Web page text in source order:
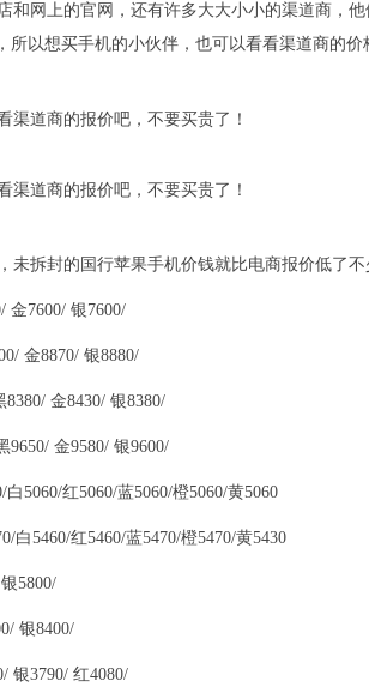
和网上的官网，还有许多大大小小的渠道商，
所以想买手机的小伙伴，也可以看看渠道商的
未拆封的国行苹果手机价钱就比电商报价低了不
7600/ 银7600/
金8870/ 银8880/
金8430/ 银8380/
金9580/ 银9600/
5060/红5060/蓝5060/橙5060/黄5060
5460/红5460/蓝5470/橙5470/黄5430
5800/
银8400/
银3790/ 红4080/